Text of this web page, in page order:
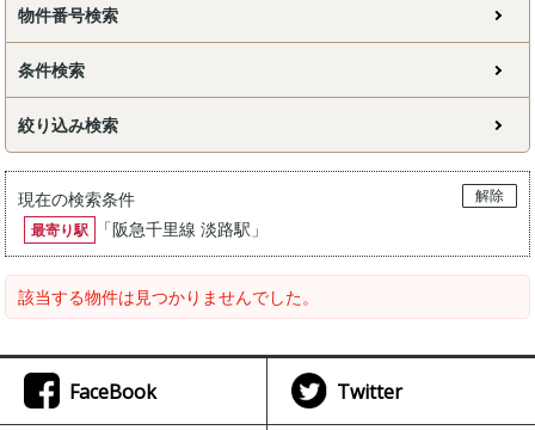
物件番号検索
条件検索
絞り込み検索
現在の検索条件
解除
最寄り駅
「阪急千里線 淡路駅 」
該当する物件は見つかりませんでした。
FaceBook Twitter